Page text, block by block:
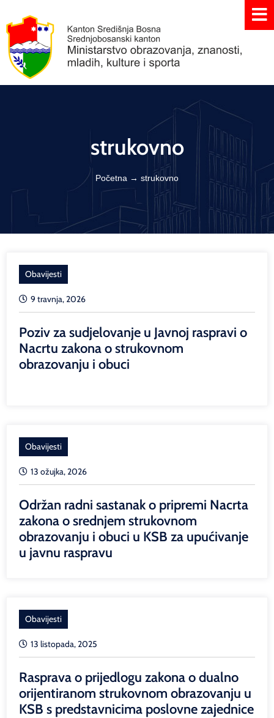
strukovno
Početna → strukovno
Obavijesti
9 travnja, 2026
Poziv za sudjelovanje u Javnoj raspravi o
Nacrtu zakona o strukovnom
obrazovanju i obuci
Obavijesti
13 ožujka, 2026
Održan radni sastanak o pripremi Nacrta
zakona o srednjem strukovnom
obrazovanju i obuci u KSB za upućivanje
u javnu raspravu
Obavijesti
13 listopada, 2025
Rasprava o prijedlogu zakona o dualno
orijentiranom strukovnom obrazovanju u
KSB s predstavnicima poslovne zajednice